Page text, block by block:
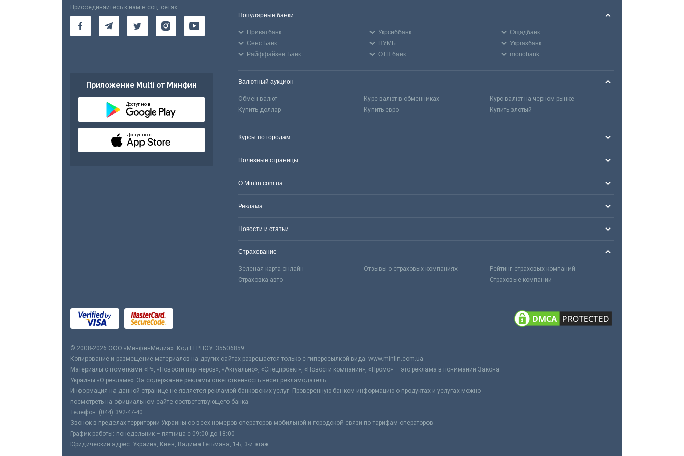
Присоединяйтесь к нам в соц. сетях:
Приложение Multi от Минфин
Доступно в
Доступно в
Популярные банки
Приватбанк Укрсиббанк
Ощадбанк
Сенс Банк
ПУМБ
Укргазбанк
Райффайзен Банк
ОТП банк monobank
Валютный аукцион
Обмен валют Курс валют в обменниках
Курс валют на черном рынке
Купить доллар
Купить евро Купить злотый
Курсы по городам
Полезные страницы
О Minfin.com.ua
Реклама
Новости и статьи
Страхование
Зеленая карта онлайн Отзывы о страховых компаниях
Рейтинг страховых компаний
Страховка авто
Страховые компании
© 2008-2026 ООО «МинфинМедиа». Код ЕГРПОУ: 35506859
Копирование и размещение материалов на других сайтах разрешается только с гиперссылкой вида: www.minfin.com.ua
Материалы с пометками «Р», «Новости партнёров», «Актуально», «Спецпроект», «Новости компаний», «Промо» – это реклама в понимании Закона
Украины «О рекламе». За содержание рекламы ответственность несёт рекламодатель.
Информация на данной странице не является рекламой банковских услуг. Проверенную банком информацию о продуктах и услугах можно
посмотреть на официальном сайте соответствующего банка.
Телефон: (044) 392-47-40
Звонок в пределах территории Украины со всех номеров операторов мобильной и городской связи по тарифам операторов
График работы: понедельник – пятница с 09:00 до 18:00
Юридический адрес: Украина, Киев, Вадима Гетьмана, 1-Б, 3-й этаж